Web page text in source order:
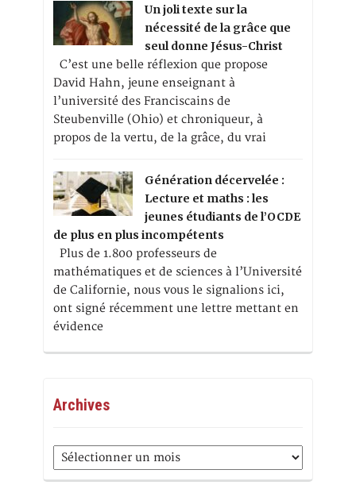
Un joli texte sur la
nécessité de la grâce que
seul donne Jésus-Christ
C’est une belle réflexion que propose
David Hahn, jeune enseignant à
l’université des Franciscains de
Steubenville (Ohio) et chroniqueur, à
propos de la vertu, de la grâce, du vrai
Génération décervelée :
Lecture et maths : les
jeunes étudiants de l’OCDE
de plus en plus incompétents
Plus de 1.800 professeurs de
mathématiques et de sciences à l’Université
de Californie, nous vous le signalions ici,
ont signé récemment une lettre mettant en
évidence
Archives
Archives